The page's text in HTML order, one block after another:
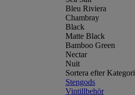
Bleu Riviera
Chambray
Black
Matte Black
Bamboo Green
Nectar
Nuit
Sortera efter Kategori
Stengods
Vintillbehör